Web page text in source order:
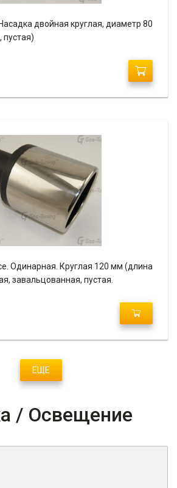
двойная круглая, диаметр 80
пустая)
Одинарная. Круглая 120 мм (длина
завальцованная, пустая.
ЕЩЕ
/ Освещение